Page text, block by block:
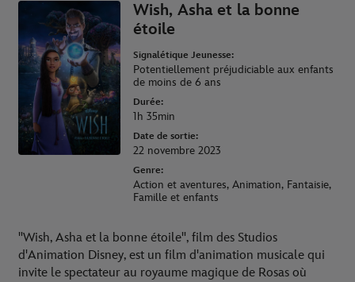
Wish, Asha et la bonne
étoile
Signalétique Jeunesse:
Potentiellement préjudiciable aux enfants
de moins de 6 ans
Durée:
1h 35min
Date de sortie:
22 novembre 2023
Genre:
Action et aventures, Animation, Fantaisie,
Famille et enfants
"Wish, Asha et la bonne étoile", film des Studios
d'Animation Disney, est un film d'animation musicale qui
invite le spectateur au royaume magique de Rosas où